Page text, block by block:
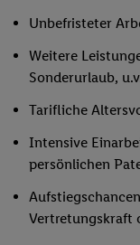
Unbefristeter
Weitere
Sonderurlaub,
Tarifliche
Intensive
persönlichen
Vertretungskraft